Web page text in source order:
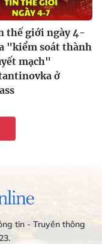
thế giới ngày 4-
"kiểm soát thành
mạch"
ở
tin - Truyền thông